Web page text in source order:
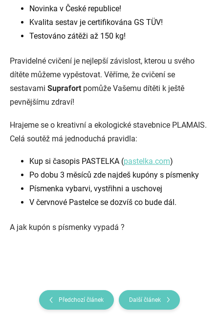
Novinka v České republice!
Kvalita sestav je certifikována GS TÜV!
Testováno zátěži až 150 kg!
Pravidelné cvičení je nejlepší závislost, kterou u svého
dítěte můžeme vypěstovat. Věříme, že cvičení se
sestavami Suprafort pomůže Vašemu dítěti k ještě
pevnějšímu zdraví!
Hrajeme se o kreativní a ekologické stavebnice PLAMAIS.
Celá soutěž má jednoduchá pravidla:
Kup si časopis PASTELKA (pastelka.com)
Po dobu 3 měsíců zde najdeš kupóny s písmenky
Písmenka vybarvi, vystřihni a uschovej
V červnové Pastelce se dozvíš co bude dál.
A jak kupón s písmenky vypadá ?
Předchozí článek Další článek